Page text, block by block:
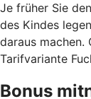
Je früher Sie
des Kindes
daraus machen.
Tarifvariante
Bonus